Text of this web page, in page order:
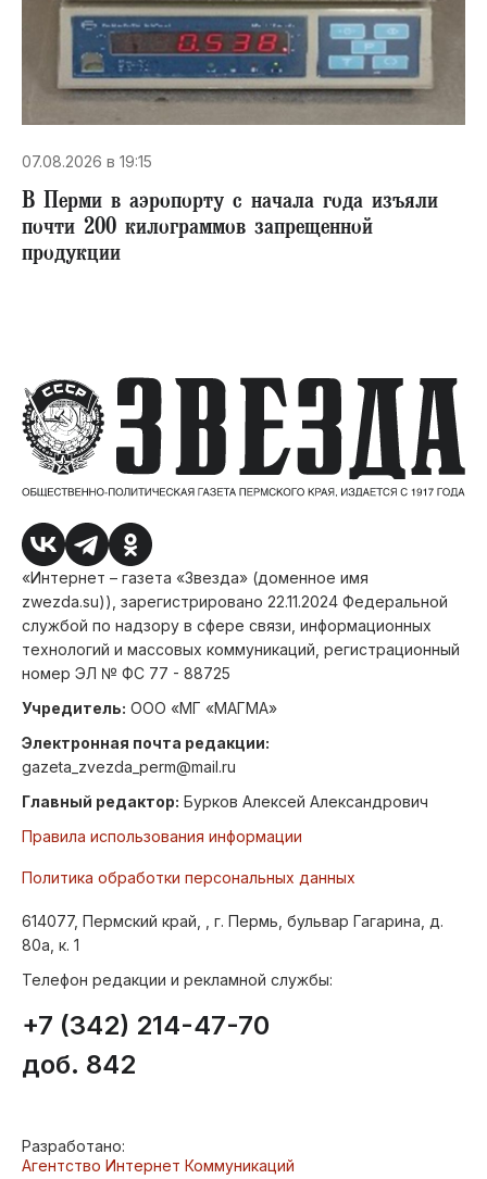
07.08.2026 в 19:15
В Перми в аэропорту с начала года изъяли
почти 200 килограммов запрещенной
продукции
«Интернет – газета «Звезда» (доменное имя
zwezda.su)), зарегистрировано 22.11.2024 Федеральной
службой по надзору в сфере связи, информационных
технологий и массовых коммуникаций, регистрационный
номер ЭЛ № ФС 77 - 88725
Учредитель: ООО «МГ «МАГМА»
Электронная почта редакции:
gazeta_zvezda_perm@mail.ru
Главный редактор: Бурков Алексей Александрович
Правила использования информации
Политика обработки персональных данных
614077, Пермский край, , г. Пермь, бульвар Гагарина, д.
80а, к. 1
Телефон редакции и рекламной службы:
+7 (342) 214-47-70
доб. 842
Разработано:
Агентство Интернет Коммуникаций